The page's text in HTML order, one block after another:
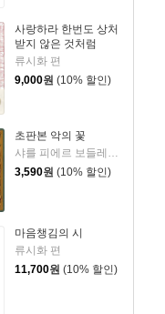
사랑하라 한번도 상처
받지 않은 것처럼
류시화 편
9,000원 (10% 할인)
초판본 악의 꽃
3,590원 (10% 할인)
마음챙김의 시
류시화 편
11,700원 (10% 할인)